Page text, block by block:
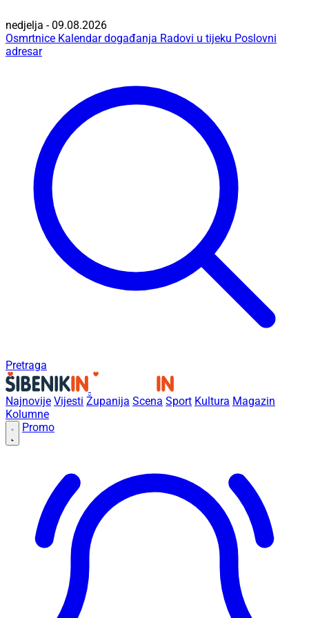
nedjelja - 09.08.2026
Osmrtnice Kalendar događanja Radovi u tijeku Poslovni
adresar
Pretraga
Najnovije Vijesti Županija Scena Sport Kultura Magazin
Kolumne
Promo